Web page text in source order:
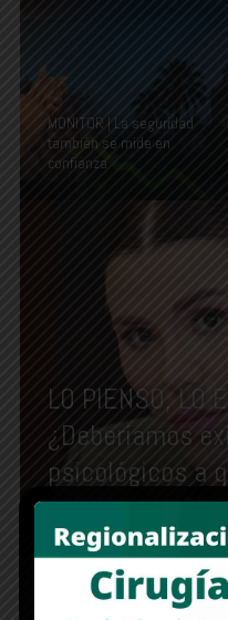
MONITOR | La seguridad
también se mide en
confianza
LO PIENSO, LO
¿Deberíamos
psicológicos a
gobernarnos?